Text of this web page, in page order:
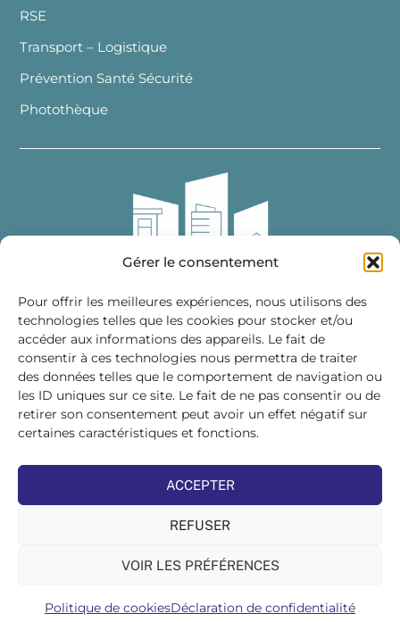
Gérer le consentement
Pour offrir les meilleures expériences, nous utilisons des
technologies telles que les cookies pour stocker et/ou
accéder aux informations des appareils. Le fait de
consentir à ces technologies nous permettra de traiter
des données telles que le comportement de navigation ou
les ID uniques sur ce site. Le fait de ne pas consentir ou de
retirer son consentement peut avoir un effet négatif sur
certaines caractéristiques et fonctions.
ACCEPTER
REFUSER
VOIR LES PRÉFÉRENCES
Politique de cookiesDéclaration de confidentialité
RSE
Transport – Logistique
Prévention Santé Sécurité
Photothèque
Fédération des Distributeurs
de Matériaux de Construction
215 bis, boulevard Saint-Germain
75007 PARIS
Tél : 01 45 48 28 44
Suivez-nous sur les réseaux sociaux :